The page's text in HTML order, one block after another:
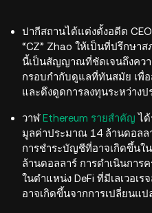
ปากีสถานได้แต่งตั้งอดีต
“CZ” Zhao ให้เป็นที่ปรึกษา
นี้เป็นสัญญาณที่ชัดเจนถึงควา
กรอบกำกับดูแลที่ทันสมัย เพื่อ
และดึงดูดการลงทุนระหว่างป
วาฬEthereum รายสำคัญ ได้
มูลค่าประมาณ 14 ล้านดอลล
การชำระบัญชีที่อาจเกิดขึ้นใ
ล้านดอลลาร์ การดำเนินการ
ในตำแหน่ง DeFi ที่มีเลเวอเ
อาจเกิดขึ้นจากการเปลี่ยนแ